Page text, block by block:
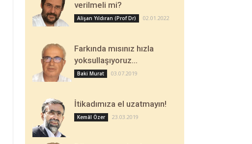
verilmeli mi?
Alişan Yıldıran (Prof Dr) 02.01.2022
Farkında mısınız hızla
yoksullaşıyoruz…
Baki Murat 03.07.2019
İtikadımıza el uzatmayın!
Kemâl Özer 23.03.2019